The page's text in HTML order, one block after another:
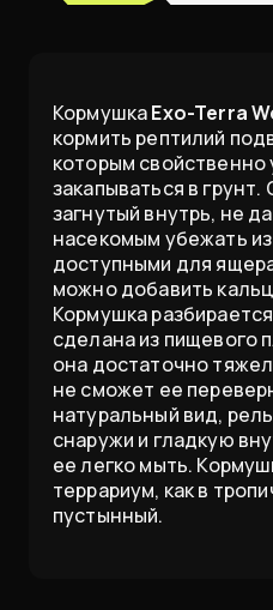
КормушкаExo-Terra
кормить рептилий
которым свойственно
закапываться в
загнутый внутрь, не
насекомым убежать
доступными для
можно добавить
Кормушка
сделана из пищевого
она достаточно
не сможет ее
натуральный вид,
снаружи и гладкую
ее легко мыть.
террариум, как в
пустынный.